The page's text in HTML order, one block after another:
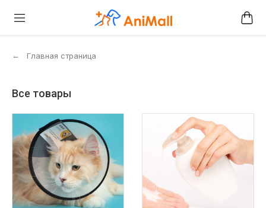
← Главная страница
Все товары